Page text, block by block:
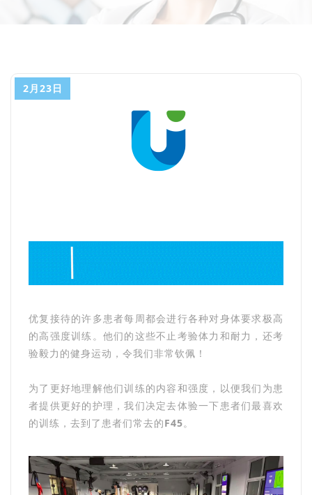
2月23日
优复接待的许多患者每周都会进行各种对身体要求极高
的高强度训练。他们的这些不止考验体力和耐力，还考
验毅力的健身运动，令我们非常钦佩！
为了更好地理解他们训练的内容和强度，以便我们为患
者提供更好的护理，我们决定去体验一下患者们最喜欢
的训练，去到了患者们常去的F45。